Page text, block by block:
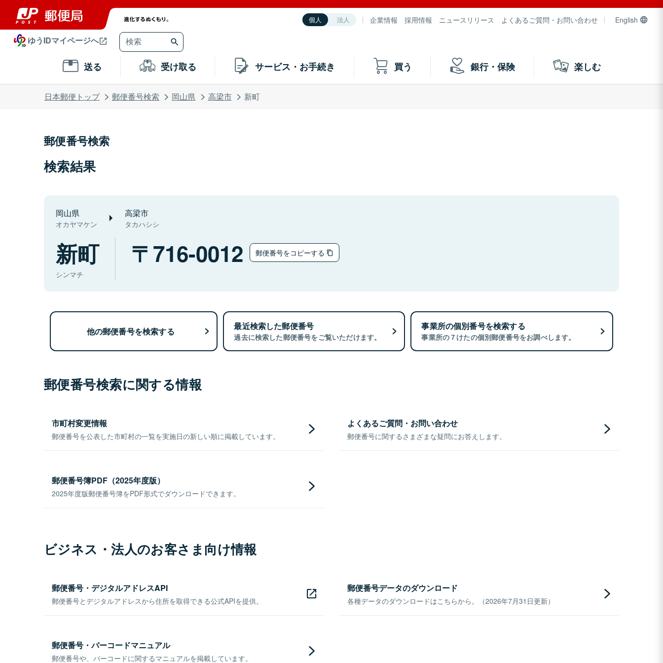
個人 法人 企業情報 採用情報 ニュースリリース よくあるご質問・お問い合わせ English
ゆうIDマイページへ
送る 受け取る サービス・お手続き 買う 銀行・保険 楽しむ
日本郵便トップ 郵便番号検索 岡山県 高梁市 新町
郵便番号検索
検索結果
岡山県
オカヤマケン
高梁市
タカハシシ
新町
シンマチ
716-0012 郵便番号をコピーする
他の郵便番号を検索する 最近検索した郵便番号
過去に検索した郵便番号をご覧いただけます。
事業所の個別番号を検索する
事業所の７けたの個別郵便番号をお調べします。
郵便番号検索に関する情報
市町村変更情報
郵便番号を公表した市町村の一覧を実施日の新しい順に掲載しています。
よくあるご質問・お問い合わせ
郵便番号に関するさまざまな疑問にお答えします。
郵便番号簿PDF（2025年度版）
2025年度版郵便番号簿をPDF形式でダウンロードできます。
ビジネス・法人のお客さま向け情報
郵便番号・デジタルアドレスAPI
郵便番号とデジタルアドレスから住所を取得できる公式APIを提供。
郵便番号データのダウンロード
各種データのダウンロードはこちらから。（2026年7月31日更新）
郵便番号・バーコードマニュアル
郵便番号や、バーコードに関するマニュアルを掲載しています。